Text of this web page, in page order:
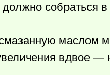
собраться
маслом
вдвое —